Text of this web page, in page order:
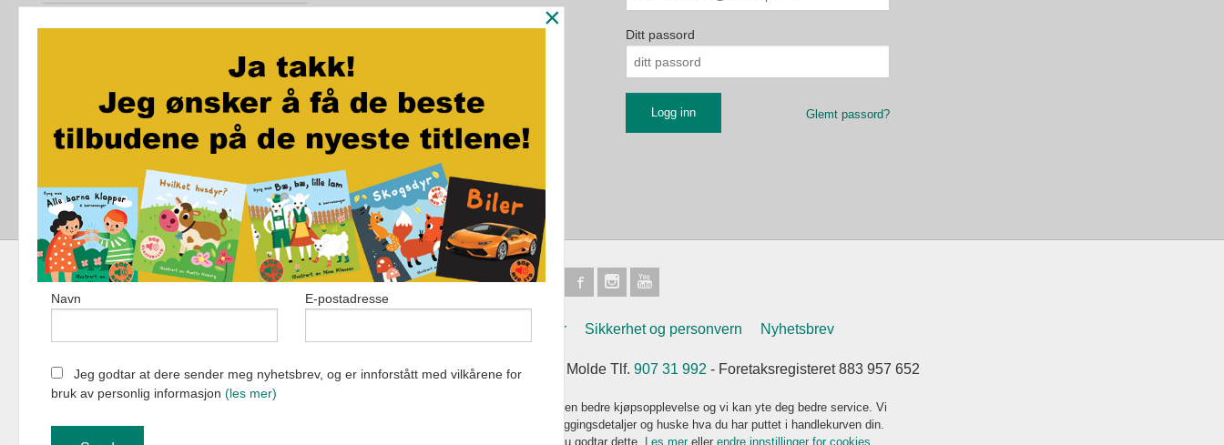
Den magiske øya
City Maze - London - Brettspill
Jo vil ikke bæsje på do
Ditt passord
Glemt passord?
Kjøpsbetingelser Sikkerhet og personvern Nyhetsbrev
Fortellerforlaget Eikremsvingen 31 6422 Molde Tlf. 907 31 992 - Foretaksregisteret 883 957 652
Vår nettbutikk bruker cookies slik at du får en bedre kjøpsopplevelse og vi kan yte deg bedre service. Vi
bruker cookies hovedsaklig til å lagre innloggingsdetaljer og huske hva du har puttet i handlekurven din.
Fortsett å bruke siden som normalt om du godtar dette.
Les mer eller endre innstillinger for cookies.
×
Navn E-postadresse
Jeg godtar at dere sender meg nyhetsbrev, og er innforstått med vilkårene for
bruk av personlig informasjon (les mer)